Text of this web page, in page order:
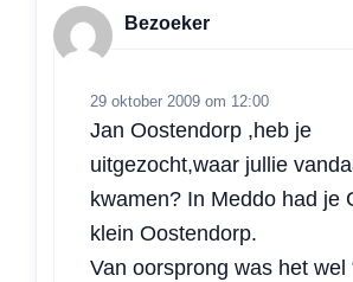
Bezoeker
29 oktober 2009 om 12:00
Jan Oostendorp ,heb je
uitgezocht,waar jullie
kwamen? In Meddo had je
klein Oostendorp.
Van oorsprong was het wel